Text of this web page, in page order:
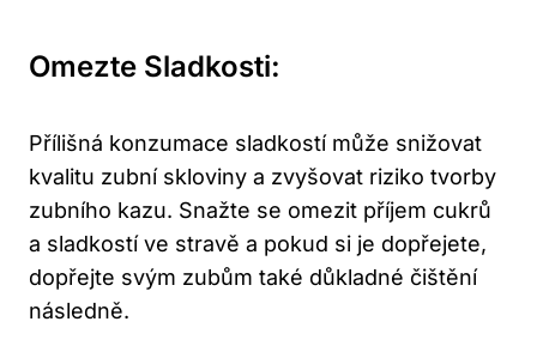
Omezte Sladkosti:
Přílišná konzumace sladkostí může snižovat
kvalitu zubní skloviny a zvyšovat riziko tvorby
zubního kazu. Snažte se omezit příjem cukrů
a sladkostí ve stravě a pokud si je dopřejete,
dopřejte svým zubům také důkladné čištění
následně.